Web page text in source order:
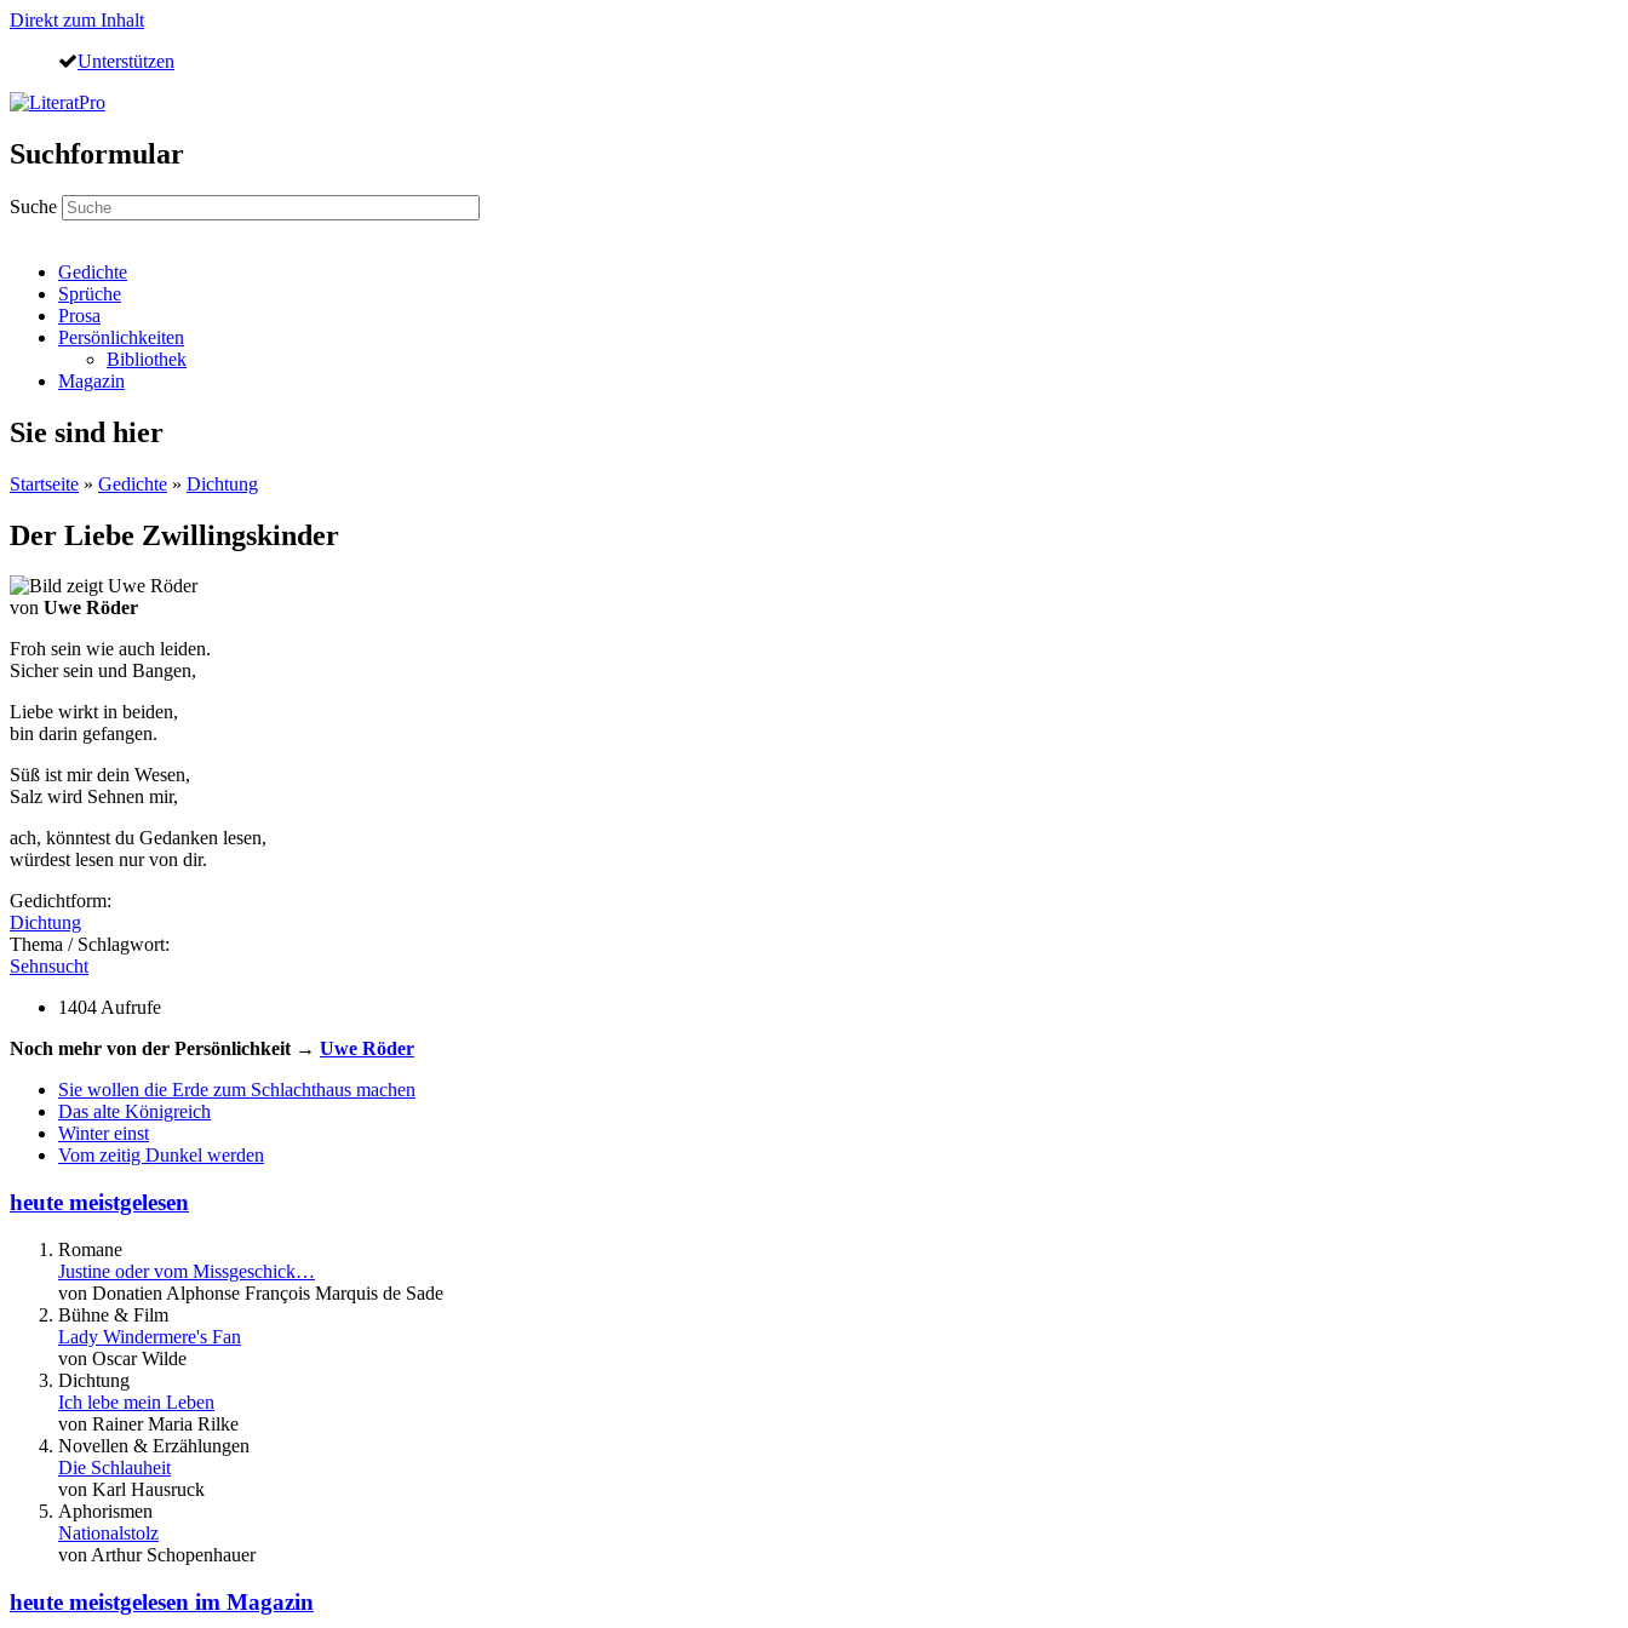
Direkt zum Inhalt
Unterstützen
Suchformular
Suche
Gedichte
Sprüche
Prosa
Persönlichkeiten
Bibliothek
Magazin
Sie sind hier
Startseite » Gedichte » Dichtung
Der Liebe Zwillingskinder
von Uwe Röder
Froh sein wie auch leiden.
Sicher sein und Bangen,
Liebe wirkt in beiden,
bin darin gefangen.
Süß ist mir dein Wesen,
Salz wird Sehnen mir,
ach, könntest du Gedanken lesen,
würdest lesen nur von dir.
Gedichtform:
Dichtung
Thema / Schlagwort:
Sehnsucht
1404 Aufrufe
Noch mehr von der Persönlichkeit → Uwe Röder
Sie wollen die Erde zum Schlachthaus machen
Das alte Königreich
Winter einst
Vom zeitig Dunkel werden
heute meistgelesen
Romane
Justine oder vom Missgeschick…
von Donatien Alphonse François Marquis de Sade
Bühne & Film
Lady Windermere's Fan
von Oscar Wilde
Dichtung
Ich lebe mein Leben
von Rainer Maria Rilke
Novellen & Erzählungen
Die Schlauheit
von Karl Hausruck
Aphorismen
Nationalstolz
von Arthur Schopenhauer
heute meistgelesen im Magazin